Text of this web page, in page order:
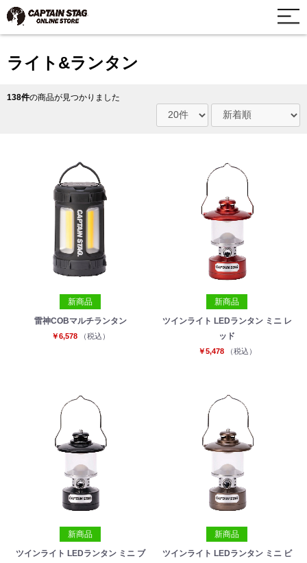
ライト&ランタン
138件の商品が見つかりました
新商品
雷神COBマルチランタン
￥6,578 （税込）
新商品
ツインライト LEDランタン ミニ レ
ッド
￥5,478 （税込）
新商品
ツインライト LEDランタン ミニ ブ
新商品
ツインライト LEDランタン ミニ ビ